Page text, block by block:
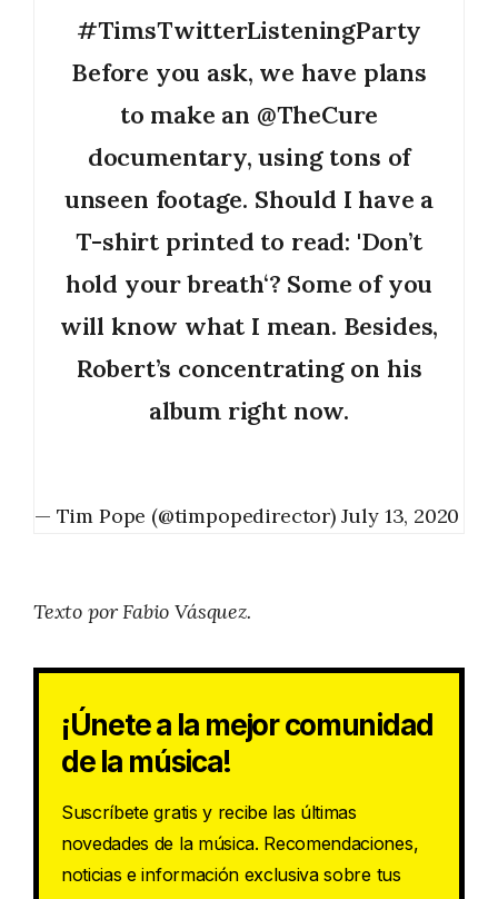
#TimsTwitterListeningParty
Before you ask, we have plans
to make an @TheCure
documentary, using tons of
unseen footage. Should I have a
T-shirt printed to read: 'Don’t
hold your breath‘? Some of you
will know what I mean. Besides,
Robert’s concentrating on his
album right now.
— Tim Pope (@timpopedirector) July 13, 2020
Texto por Fabio Vásquez.
¡Únete a la mejor comunidad
de la música!
Suscríbete gratis y recibe las últimas
novedades de la música. Recomendaciones,
noticias e información exclusiva sobre tus